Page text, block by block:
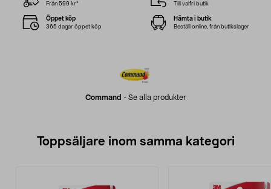
Command - Se alla produkter
Från 599 kr* Till valfri butik
Öppet köp
365 dagar öppet köp
Hämta i butik
Beställ online, från butikslager
Toppsäljare inom samma kategori